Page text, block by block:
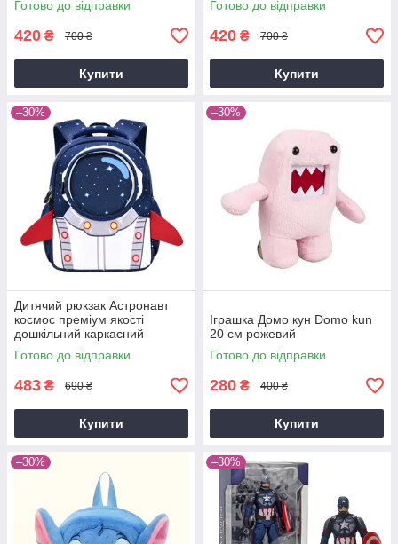
Готово до відправки
420 ₴ 700 ₴
Купити
Готово до відправки
420 ₴ 700 ₴
Купити
–30%
Дитячий рюкзак Астронавт
космос преміум якості
дошкільний каркасний
водовідштовхувальний
Готово до відправки
483 ₴ 690 ₴
Купити
–30%
Іграшка Домо кун Domo kun
20 см рожевий
Готово до відправки
280 ₴ 400 ₴
Купити
–30% –30%